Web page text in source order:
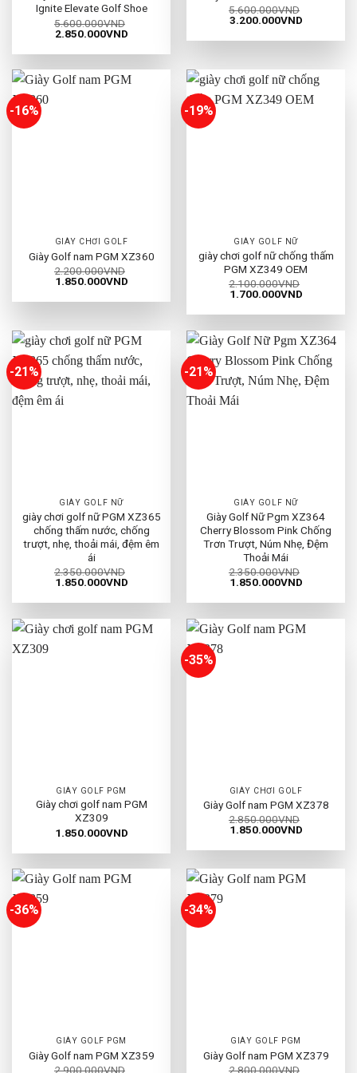
Ignite Elevate Golf Shoe
5.600.000VND
Giá
là:
2.850.000VNDGiá
tại
2.850.000VND.
5.600.000VND
Giá
là:
3.200.000VNDGiá
tại
-16%
GIÀY CHƠI GOLF
Giày Golf nam PGM XZ360
2.200.000VND
Giá
là:
1.850.000VNDGiá
tại
-19%
GIÀY GOLF NỮ
giày chơi golf nữ chống thấm
PGM XZ349 OEM
2.100.000VND
Giá
là:
1.700.000VNDGiá
tại
-21%
GIÀY GOLF NỮ
giày chơi golf nữ PGM XZ365
chống thấm nước, chống
trượt, nhẹ, thoải mái, đệm êm
ái
2.350.000VND
Giá
là:
1.850.000VNDGiá
tại
1.850.000VND.
-21%
GIÀY GOLF NỮ
Giày Golf Nữ Pgm XZ364
Cherry Blossom Pink Chống
Trơn Trượt, Núm Nhẹ, Đệm
Thoải Mái
2.350.000VND
Giá
là:
1.850.000VNDGiá
tại
GIÀY GOLF PGM
Giày chơi golf nam PGM
XZ309
1.850.000VND
-35%
GIÀY CHƠI GOLF
Giày Golf nam PGM XZ378
2.850.000VND
Giá
là:
1.850.000VNDGiá
tại
-36%
GIÀY GOLF PGM
Giày Golf nam PGM XZ359
2.900.000VND
-34%
GIÀY GOLF PGM
Giày Golf nam PGM XZ379
2.800.000VND